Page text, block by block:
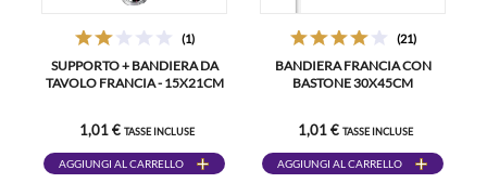
(1)
SUPPORTO + BANDIERA DA
TAVOLO FRANCIA - 15X21CM
1,01 € TASSE INCLUSE
AGGIUNGI AL CARRELLO
(21)
BANDIERA FRANCIA CON
BASTONE 30X45CM
1,01 € TASSE INCLUSE
AGGIUNGI AL CARRELLO